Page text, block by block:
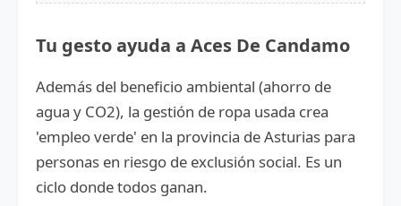
Tu gesto ayuda a Aces De Candamo
Además del beneficio ambiental (ahorro de
agua y CO2), la gestión de ropa usada crea
'empleo verde' en la provincia de Asturias para
personas en riesgo de exclusión social. Es un
ciclo donde todos ganan.